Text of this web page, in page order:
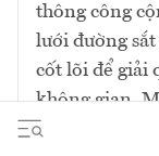
thông công
lưới đường
cốt lõi để giải
không gian.